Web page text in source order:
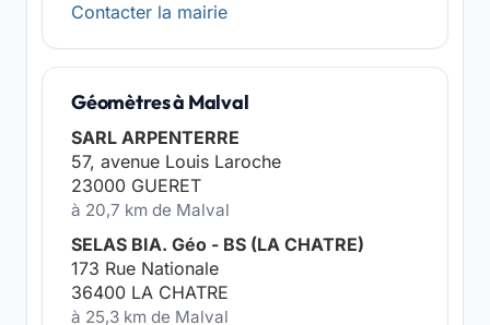
Contacter la mairie
Géomètres à Malval
SARL ARPENTERRE
57, avenue Louis Laroche
23000 GUERET
à 20,7 km de Malval
SELAS BIA. Géo - BS (LA CHATRE)
173 Rue Nationale
36400 LA CHATRE
à 25,3 km de Malval